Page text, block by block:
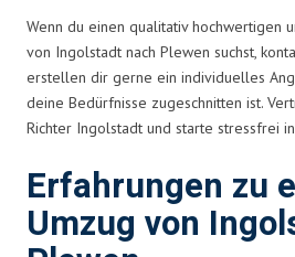
Wenn du einen qualitativ hochwertigen
von Ingolstadt nach Plewen suchst,
erstellen dir gerne ein individuelles
deine Bedürfnisse zugeschnitten ist.
Richter Ingolstadt und starte stressfrei
Erfahrungen zu
Umzug von